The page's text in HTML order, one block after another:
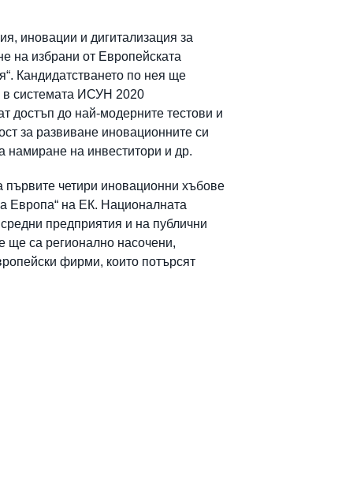
иновации и дигитализация за
на избрани от Европейската
Кандидатстването по нея ще
в системата ИСУН 2020
достъп до най-модерните тестови и
за развиване иновационните си
намиране на инвеститори и др.
четири иновационни хъбове
Европа“ на ЕК. Националната
предприятия и на публични
ще са регионално насочени,
фирми, които потърсят